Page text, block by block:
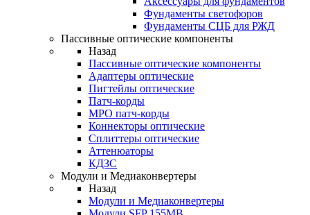
Фундаменты светофоров
Фундаменты СЦБ для РЖД
Пассивные оптические компоненты
Назад
Пассивные оптические компоненты
Адаптеры оптические
Пигтейлы оптические
Патч-корды
MPO патч-корды
Коннекторы оптические
Сплиттеры оптические
Аттенюаторы
КДЗС
Модули и Медиаконвертеры
Назад
Модули и Медиаконвертеры